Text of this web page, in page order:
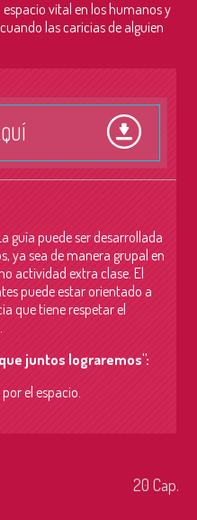
vital en los humanos y
las caricias de alguien
guía puede ser desarrollada
ya sea de manera grupal en
actividad extra clase. El
puede estar orientado a
que tiene respetar el
juntos lograremos":
el espacio.
20 Cap.